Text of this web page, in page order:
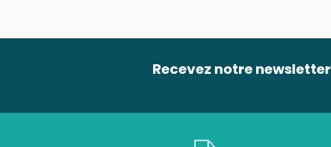
Recevez notre newsletter